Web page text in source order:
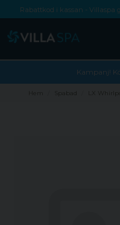
Rabattkod i kassan - Villaspa
Kampanj!
Hem Spabad LX